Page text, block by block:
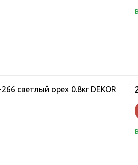
светлый орех 0.8кг DEKOR